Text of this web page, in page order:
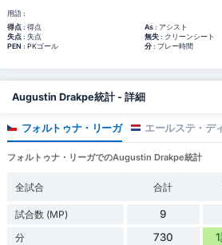
用語 :
得点: 得点 As: アシスト
失点: 失点 無失: クリーンシート
PEN : PKゴール 分: プレー時間
Augustin Drakpe統計 - 詳細
フォルトゥナ・リーガ エールステ・デ
フォルトゥナ・リーガでのAugustin Drakpe統計
全試合 合計
試合数 (MP)
9
分 730